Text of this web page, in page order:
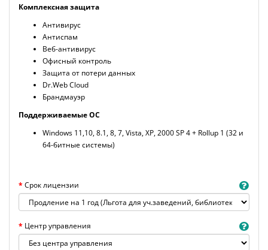
Комплексная защита
Антивирус
Антиспам
Веб-антивирус
Офисный контроль
Защита от потери данных
Dr.Web Cloud
Брандмауэр
Поддерживаемые ОС
Windows 11,10, 8.1, 8, 7, Vista, XP, 2000 SP 4 + Rollup 1 (32 и
64-битные системы)
Срок лицензии
Центр управления